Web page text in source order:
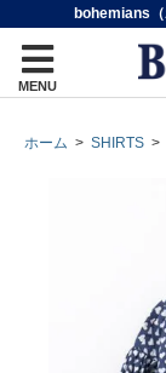
bohemians
MENU
ホーム > SHIRTS >